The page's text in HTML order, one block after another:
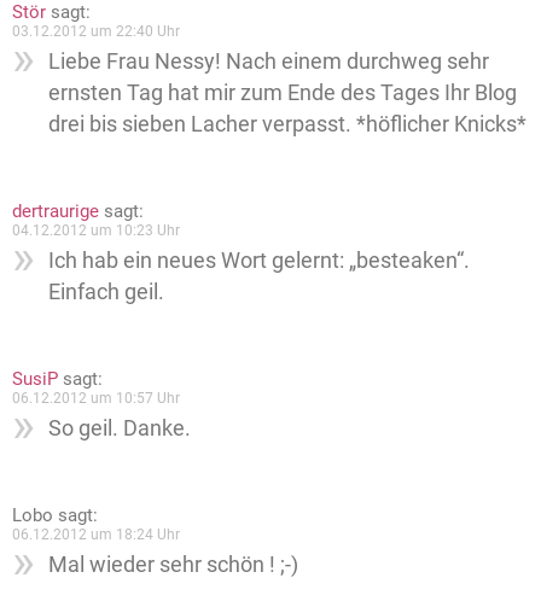
Stör sagt:
03.12.2012 um 22:40 Uhr
Liebe Frau Nessy! Nach einem durchweg sehr
ernsten Tag hat mir zum Ende des Tages Ihr Blog
drei bis sieben Lacher verpasst. *höflicher Knicks*
dertraurige sagt:
04.12.2012 um 10:23 Uhr
Ich hab ein neues Wort gelernt: „besteaken“.
Einfach geil.
SusiP sagt:
06.12.2012 um 10:57 Uhr
So geil. Danke.
Lobo sagt:
06.12.2012 um 18:24 Uhr
Mal wieder sehr schön ! ;-)